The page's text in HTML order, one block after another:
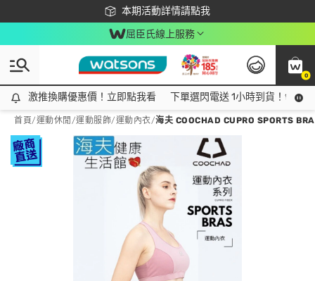
本期活動詳情請點我
下載app最高回饋$350
屈臣氏線上服務
0
激推換購優惠價！立即點我看
激推換購優惠價！立即點我看 下單選閃電送 1小時到貨！領神
首頁/運動休閒 /運動服飾/運動內衣/海夫 COOCHAD CUPRO SPORTS